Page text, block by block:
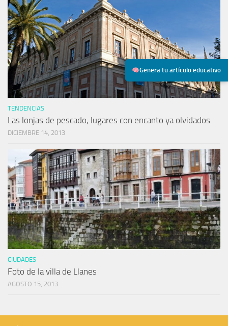
Genera tu artículo educativo
TENDENCIAS
Las lonjas de pescado, lugares con encanto ya olvidados
DICIEMBRE 14, 2013
CIUDADES
Foto de la villa de Llanes
AGOSTO 15, 2013